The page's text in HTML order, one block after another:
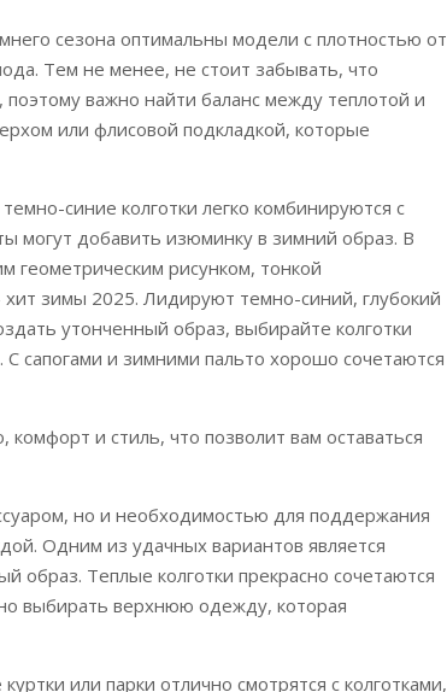
сезона оптимальны модели с плотностью от
Тем не менее, не стоит забывать, что
поэтому важно найти баланс между теплотой и
или флисовой подкладкой, которые
синие колготки легко комбинируются с
могут добавить изюминку в зимний образ. В
геометрическим рисунком, тонкой
зимы 2025. Лидируют темно-синий, глубокий
утонченный образ, выбирайте колготки
сапогами и зимними пальто хорошо сочетаются
и стиль, что позволит вам оставаться
но и необходимостью для поддержания
Одним из удачных вариантов является
образ. Теплые колготки прекрасно сочетаются
выбирать верхнюю одежду, которая
или парки отлично смотрятся с колготками,